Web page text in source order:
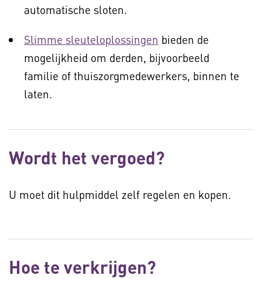
automatische sloten.
Slimme sleuteloplossingen bieden de
mogelijkheid om derden, bijvoorbeeld
familie of thuiszorgmedewerkers, binnen te
laten.
Wordt het vergoed?
U moet dit hulpmiddel zelf regelen en kopen.
Hoe te verkrijgen?